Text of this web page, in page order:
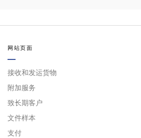
网站页面
接收和发运货物
附加服务
致长期客户
文件样本
支付